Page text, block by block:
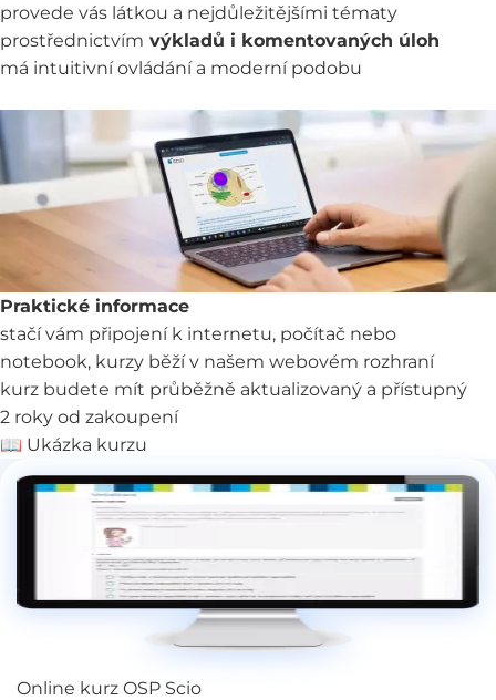
provede vás látkou a nejdůležitějšími tématy
prostřednictvím výkladů i komentovaných úloh
má intuitivní ovládání a moderní podobu
Praktické informace
stačí vám připojení k internetu, počítač nebo
notebook, kurzy běží v našem webovém rozhraní
kurz budete mít průběžně aktualizovaný a přístupný
2 roky od zakoupení
📖 Ukázka kurzu
Online kurz OSP Scio